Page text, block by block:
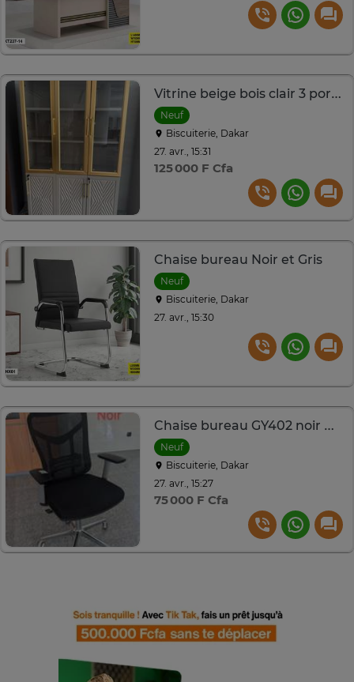
Vitrine beige bois clair 3 portes vitrées verrouillables
Neuf
Biscuiterie, Dakar
27. avr., 15:31
125 000 F Cfa
Chaise bureau Noir et Gris
Neuf
Biscuiterie, Dakar
27. avr., 15:30
Chaise bureau GY402 noir maille accoudoirs ajustables
Neuf
Biscuiterie, Dakar
27. avr., 15:27
75 000 F Cfa